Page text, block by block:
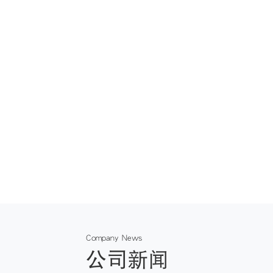
Company News
公司新闻